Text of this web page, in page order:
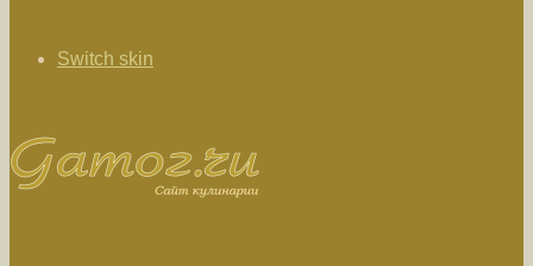
Switch skin